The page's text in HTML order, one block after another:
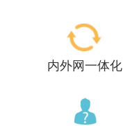
内外网一体化